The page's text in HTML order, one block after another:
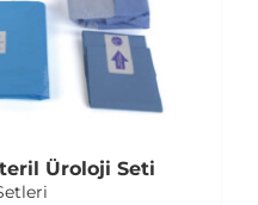
Üroloji Seti